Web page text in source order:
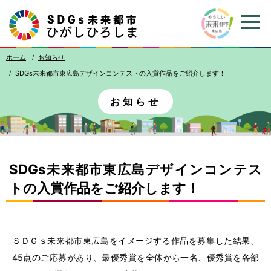
お 知 らせ
ホーム お知 らせ
SDGs未来都市東広島デザインコンテストの入賞作品をご紹介します！
SDGs未来都市東広島デザインコンテス
トの入賞作品をご紹介します！
ＳＤＧｓ未来都市東広島をイメージする作品を募集した結果、
45点のご応募があり、最優秀賞を全体から一名、優秀賞を各部